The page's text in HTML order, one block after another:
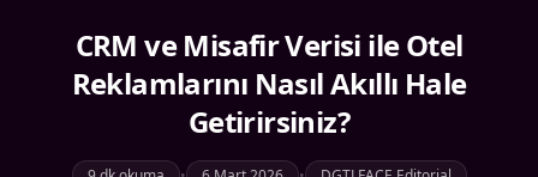
CRM ve Misafir Verisi ile Otel
Reklamlarını Nasıl Akıllı Hale
Getirirsiniz?